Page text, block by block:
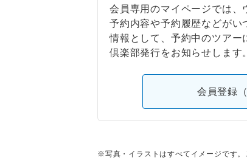
会員専用のマイページでは、
予約内容や予約履歴などがい
情報として、予約中のツアー
倶楽部発行をお知らせします。
会員登録
※写真・イラストはすべてイメージです。